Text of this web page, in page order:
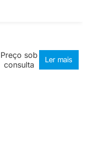
Preço sob
consulta
Ler mais